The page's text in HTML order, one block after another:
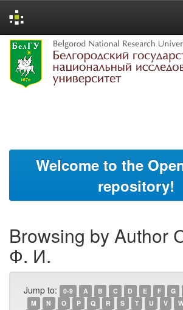
Skip
navigation
Welcome to the
repository!
Browsing by Author
Ф. И.
Jump to: 0-9 A B C D E F G
M
N O P Q R S T U V